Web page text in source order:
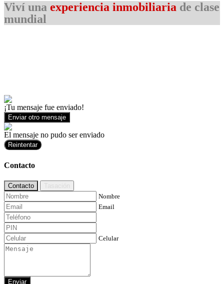
Viví una experiencia inmobiliaria de clase
mundial
¡Tu mensaje fue enviado!
Enviar otro mensaje
El mensaje no pudo ser enviado
Reintentar
Contacto
Contacto
Nombre
Email
Celular
Enviar